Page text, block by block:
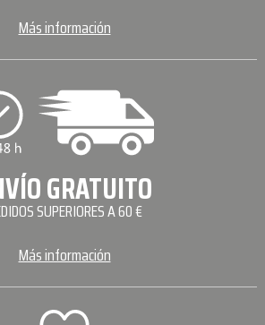
Más información
GRATUITO
SUPERIORES A 60 €
Más información